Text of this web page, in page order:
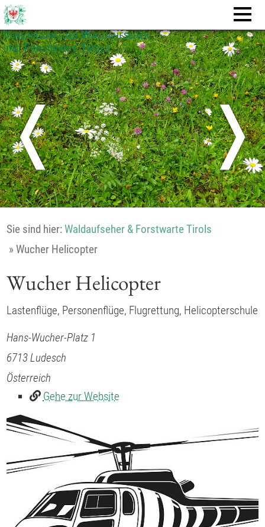
Vereinigung der Waldaufseher
und Forstwarte Tirols
❬ ❭
Sie sind hier:Waldaufseher & Forstwarte Tirols
»Wucher Helicopter
Wucher Helicopter
Lastenflüge, Personenflüge, Flugrettung, Helicopterschule
Hans-Wucher-Platz 1
6713Ludesch
Österreich
Gehe zur Website